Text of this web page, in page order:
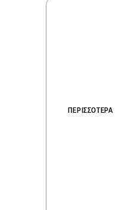
ΠΕΡΙΣΣΟΤΕΡΑ